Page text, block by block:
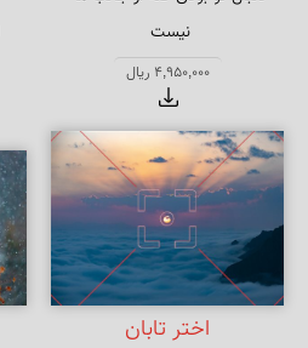
با غمزه بگو تا دل مردم نستاند
4,950,000 ریال
اختر تابان